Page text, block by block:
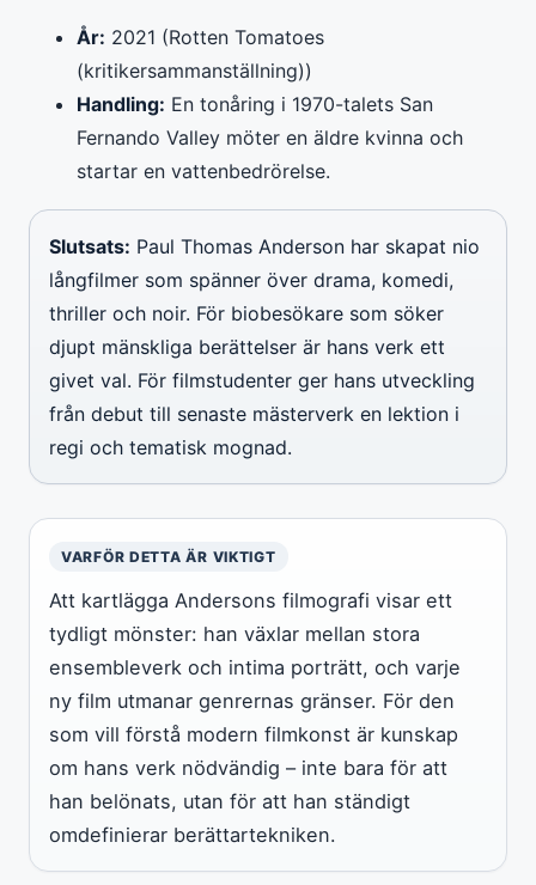
År: 2021 (Rotten Tomatoes
(kritikersammanställning))
Handling: En tonåring i 1970-talets San
Fernando Valley möter en äldre kvinna och
startar en vattenbedrörelse.
Slutsats: Paul Thomas Anderson har skapat nio
långfilmer som spänner över drama, komedi,
thriller och noir. För biobesökare som söker
djupt mänskliga berättelser är hans verk ett
givet val. För filmstudenter ger hans utveckling
från debut till senaste mästerverk en lektion i
regi och tematisk mognad.
VARFÖR DETTA ÄR VIKTIGT
Att kartlägga Andersons filmografi visar ett
tydligt mönster: han växlar mellan stora
ensembleverk och intima porträtt, och varje
ny film utmanar genrernas gränser. För den
som vill förstå modern filmkonst är kunskap
om hans verk nödvändig – inte bara för att
han belönats, utan för att han ständigt
omdefinierar berättartekniken.